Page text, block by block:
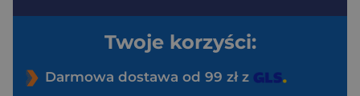
Twoje korzyści:
Darmowa dostawa od 99 zł z